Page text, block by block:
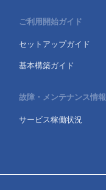
ご利用開始ガイド
セットアップガイド
基本構築ガイド
故障・メンテナンス情報
サービス稼働状況